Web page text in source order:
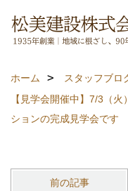
ホーム
スタッフブロ
【見学会開催中】7/3（
ションの完成見学会です
前の記事